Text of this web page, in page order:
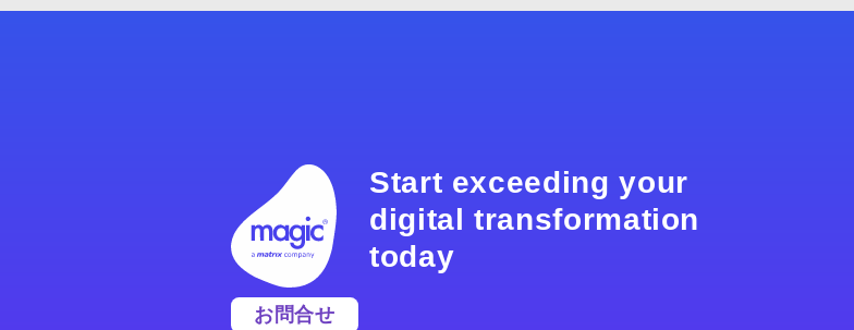
Start exceeding your
digital transformation
today
お問合せ